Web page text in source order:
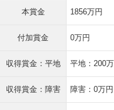
本賞金 1856万円
付加賞金 0万円
収得賞金：平地 平地：200
収得賞金：障害 障害：0万円